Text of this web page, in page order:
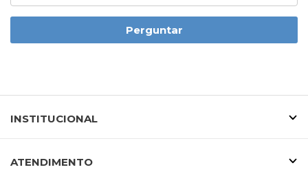
Perguntar
INSTITUCIONAL
ATENDIMENTO